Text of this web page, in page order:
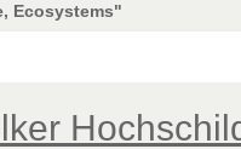
Ecosystems"